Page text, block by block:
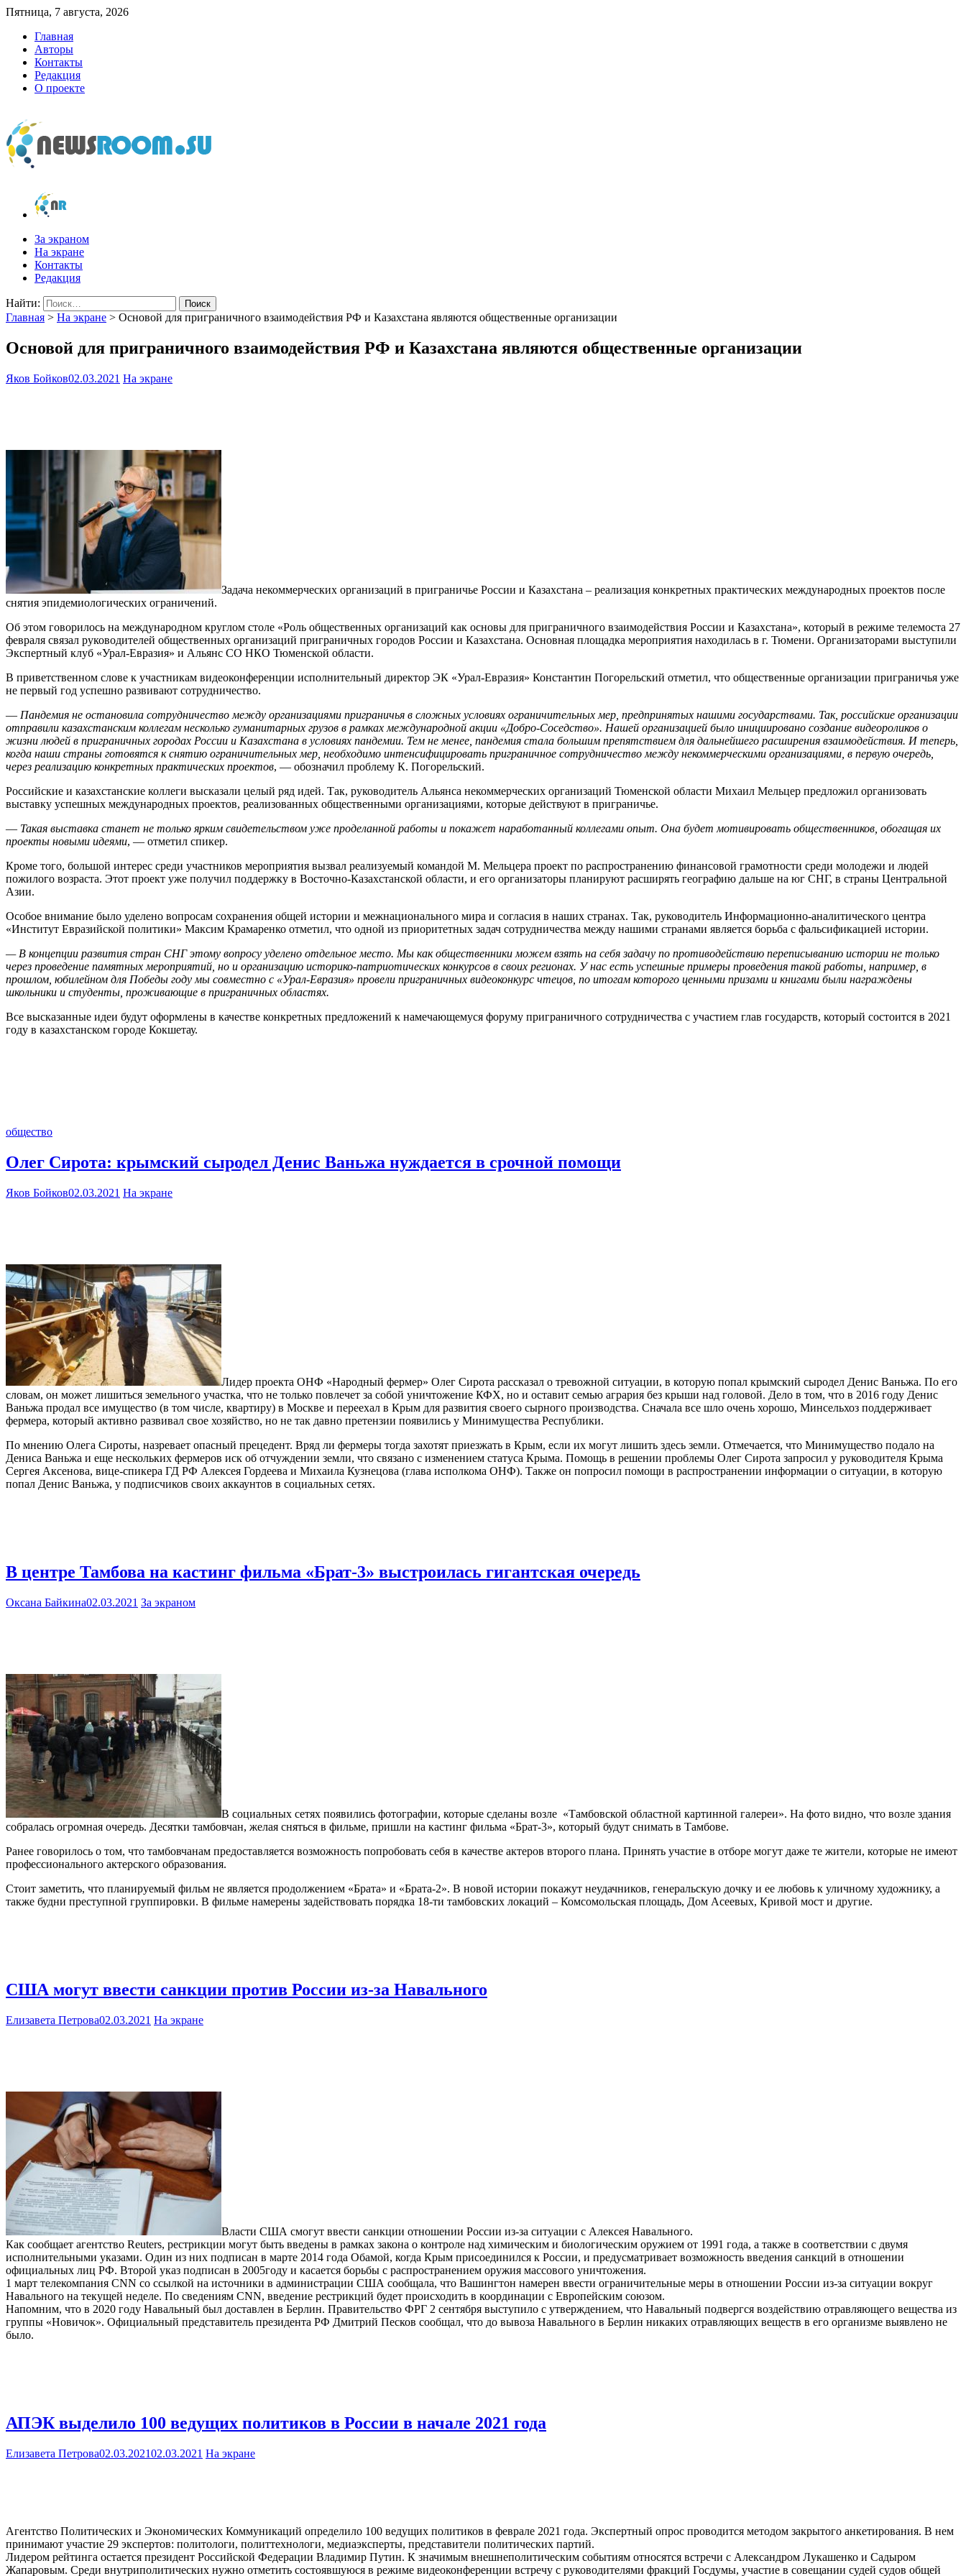
Пятница, 7 августа, 2026
Главная
Авторы
Контакты
Редакция
О проекте
newsroom.su
Новости о новостях
За экраном
На экране
Контакты
Редакция
Найти:
Главная > На экране > Основой для приграничного взаимодействия РФ и Казахстана являются общественные организации
Основой для приграничного взаимодействия РФ и Казахстана являются общественные организации
Яков Бойков02.03.2021 На экране
Задача некоммерческих организаций в приграничье России и Казахстана – реализация конкретных практических международных проектов после
снятия эпидемиологических ограничений.
Об этом говорилось на международном круглом столе «Роль общественных организаций как основы для приграничного взаимодействия России и Казахстана», который в режиме телемоста 27
февраля связал руководителей общественных организаций приграничных городов России и Казахстана. Основная площадка мероприятия находилась в г. Тюмени. Организаторами выступили
Экспертный клуб «Урал-Евразия» и Альянс СО НКО Тюменской области.
В приветственном слове к участникам видеоконференции исполнительный директор ЭК «Урал-Евразия» Константин Погорельский отметил, что общественные организации приграничья уже
не первый год успешно развивают сотрудничество.
— Пандемия не остановила сотрудничество между организациями приграничья в сложных условиях ограничительных мер, предпринятых нашими государствами. Так, российские организации
отправили казахстанским коллегам несколько гуманитарных грузов в рамках международной акции «Добро-Соседство». Нашей организацией было инициировано создание видеороликов о
жизни людей в приграничных городах России и Казахстана в условиях пандемии. Тем не менее, пандемия стала большим препятствием для дальнейшего расширения взаимодействия. И теперь,
когда наши страны готовятся к снятию ограничительных мер, необходимо интенсифицировать приграничное сотрудничество между некоммерческими организациями, в первую очередь,
через реализацию конкретных практических проектов, — обозначил проблему К. Погорельский.
Российские и казахстанские коллеги высказали целый ряд идей. Так, руководитель Альянса некоммерческих организаций Тюменской области Михаил Мельцер предложил организовать
выставку успешных международных проектов, реализованных общественными организациями, которые действуют в приграничье.
— Такая выставка станет не только ярким свидетельством уже проделанной работы и покажет наработанный коллегами опыт. Она будет мотивировать общественников, обогащая их
проекты новыми идеями, — отметил спикер.
Кроме того, большой интерес среди участников мероприятия вызвал реализуемый командой М. Мельцера проект по распространению финансовой грамотности среди молодежи и людей
пожилого возраста. Этот проект уже получил поддержку в Восточно-Казахстанской области, и его организаторы планируют расширять географию дальше на юг СНГ, в страны Центральной
Азии.
Особое внимание было уделено вопросам сохранения общей истории и межнационального мира и согласия в наших странах. Так, руководитель Информационно-аналитического центра
«Институт Евразийской политики» Максим Крамаренко отметил, что одной из приоритетных задач сотрудничества между нашими странами является борьба с фальсификацией истории.
— В концепции развития стран СНГ этому вопросу уделено отдельное место. Мы как общественники можем взять на себя задачу по противодействию переписыванию истории не только
через проведение памятных мероприятий, но и организацию историко-патриотических конкурсов в своих регионах. У нас есть успешные примеры проведения такой работы, например, в
прошлом, юбилейном для Победы году мы совместно с «Урал-Евразия» провели приграничных видеоконкурс чтецов, по итогам которого ценными призами и книгами были награждены
школьники и студенты, проживающие в приграничных областях.
Все высказанные идеи будут оформлены в качестве конкретных предложений к намечающемуся форуму приграничного сотрудничества с участием глав государств, который состоится в 2021
году в казахстанском городе Кокшетау.
общество
Олег Сирота: крымский сыродел Денис Ваньжа нуждается в срочной помощи
Яков Бойков02.03.2021 На экране
Лидер проекта ОНФ «Народный фермер» Олег Сирота рассказал о тревожной ситуации, в которую попал крымский сыродел Денис Ваньжа. По его
словам, он может лишиться земельного участка, что не только повлечет за собой уничтожение КФХ, но и оставит семью агрария без крыши над головой. Дело в том, что в 2016 году Денис
Ваньжа продал все имущество (в том числе, квартиру) в Москве и переехал в Крым для развития своего сырного производства. Сначала все шло очень хорошо, Минсельхоз поддерживает
фермера, который активно развивал свое хозяйство, но не так давно претензии появились у Минимущества Республики.
По мнению Олега Сироты, назревает опасный прецедент. Вряд ли фермеры тогда захотят приезжать в Крым, если их могут лишить здесь земли. Отмечается, что Минимущество подало на
Дениса Ваньжа и еще нескольких фермеров иск об отчуждении земли, что связано с изменением статуса Крыма. Помощь в решении проблемы Олег Сирота запросил у руководителя Крыма
Сергея Аксенова, вице-спикера ГД РФ Алексея Гордеева и Михаила Кузнецова (глава исполкома ОНФ). Также он попросил помощи в распространении информации о ситуации, в которую
попал Денис Ваньжа, у подписчиков своих аккаунтов в социальных сетях.
В центре Тамбова на кастинг фильма «Брат-3» выстроилась гигантская очередь
Оксана Байкина02.03.2021 За экраном
В социальных сетях появились фотографии, которые сделаны возле «Тамбовской областной картинной галереи». На фото видно, что возле здания
собралась огромная очередь. Десятки тамбовчан, желая сняться в фильме, пришли на кастинг фильма «Брат-3», который будут снимать в Тамбове.
Ранее говорилось о том, что тамбовчанам предоставляется возможность попробовать себя в качестве актеров второго плана. Принять участие в отборе могут даже те жители, которые не имеют
профессионального актерского образования.
Стоит заметить, что планируемый фильм не является продолжением «Брата» и «Брата-2». В новой истории покажут неудачников, генеральскую дочку и ее любовь к уличному художнику, а
также будни преступной группировки. В фильме намерены задействовать порядка 18-ти тамбовских локаций – Комсомольская площадь, Дом Асеевых, Кривой мост и другие.
США могут ввести санкции против России из-за Навального
Елизавета Петрова02.03.2021 На экране
Власти США смогут ввести санкции отношении России из-за ситуации с Алексея Навального.
Как сообщает агентство Reuters, рестрикции могут быть введены в рамках закона о контроле над химическим и биологическим оружием от 1991 года, а также в соответствии с двумя
исполнительными указами. Один из них подписан в марте 2014 года Обамой, когда Крым присоединился к России, и предусматривает возможность введения санкций в отношении
официальных лиц РФ. Второй указ подписан в 2005году и касается борьбы с распространением оружия массового уничтожения.
1 март телекомпания CNN со ссылкой на источники в администрации США сообщала, что Вашингтон намерен ввести ограничительные меры в отношении России из-за ситуации вокруг
Навального на текущей неделе. По сведениям CNN, введение рестрикций будет происходить в координации с Европейским союзом.
Напомним, что в 2020 году Навальный был доставлен в Берлин. Правительство ФРГ 2 сентября выступило с утверждением, что Навальный подвергся воздействию отравляющего вещества из
группы «Новичок». Официальный представитель президента РФ Дмитрий Песков сообщал, что до вывоза Навального в Берлин никаких отравляющих веществ в его организме выявлено не
было.
АПЭК выделило 100 ведущих политиков в России в начале 2021 года
Елизавета Петрова02.03.202102.03.2021 На экране
Агентство Политических и Экономических Коммуникаций определило 100 ведущих политиков в феврале 2021 года. Экспертный опрос проводится методом закрытого анкетирования. В нем
принимают участие 29 экспертов: политологи, политтехнологи, медиаэксперты, представители политических партий.
Лидером рейтинга остается президент Российской Федерации Владимир Путин. К значимым внешнеполитическим событиям относятся встречи с Александром Лукашенко и Садыром
Жапаровым. Среди внутриполитических нужно отметить состоявшуюся в режиме видеоконференции встречу с руководителями фракций Госдумы, участие в совещании судей судов общей